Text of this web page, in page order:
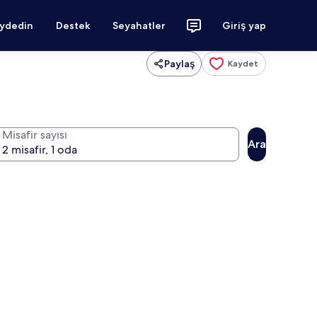
Destek Seyahatler Giriş yap
Paylaş Kaydet
Misafir sayısı
Ara